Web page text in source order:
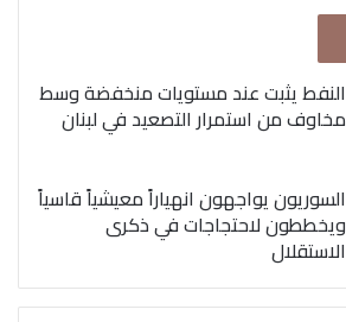
النفط يثبت عند مستويات منخفضة وسط
مخاوف من استمرار التصعيد في لبنان
السوريون يواجهون انهياراً معيشياً قاسياً
ويخططون لاحتجاجات في ذكرى
الاستقلال